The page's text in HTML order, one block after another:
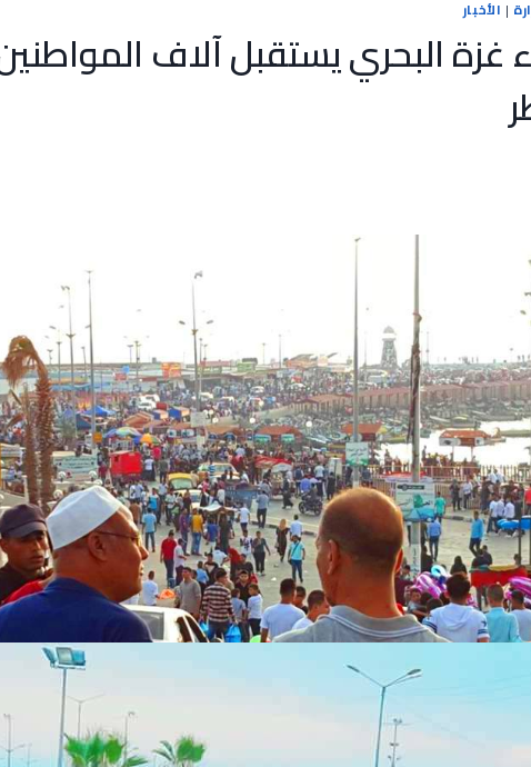
| الأخبار
غزة البحري يستقبل آلاف